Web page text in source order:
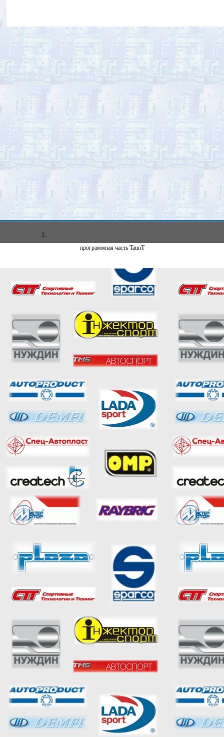
1.
программная часть TaunT